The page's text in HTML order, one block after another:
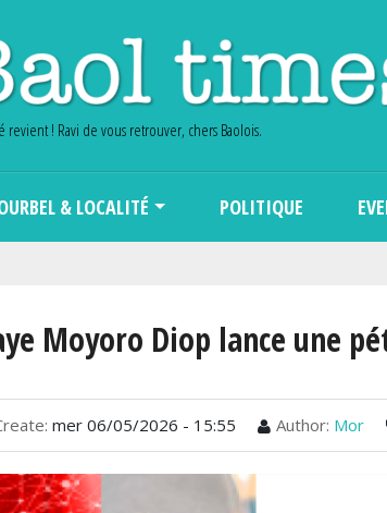
revient ! Ravi de vous retrouver, chers Baolois.
& LOCALITÉ POLITIQUE
Moyoro Diop lance une
mer 06/05/2026 - 15:55 Author: Mor